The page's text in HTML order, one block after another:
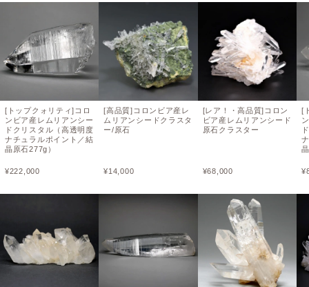
[トップクォリティ]コロ
ンビア産レムリアンシー
ドクリスタル（高透明度
ナチュラルポイント／結
晶原石277g）
¥222,000
[高品質]コロンビア産レ
ムリアンシードクラスタ
ー/原石
¥14,000
[レア！・高品質]コロン
ビア産レムリアンシード
原石クラスター
¥68,000
[
¥